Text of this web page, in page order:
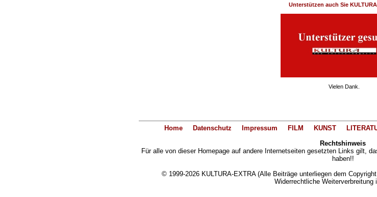
Unterstützen auch Sie
Vielen Dank.
Home Datenschutz Impressum FILM KUNST
Rechtshinweis
Für alle von dieser Homepage auf andere Internetseiten gesetzten Links gilt,
haben!!
© 1999-2026 KULTURA-EXTRA (Alle Beiträge unterliegen dem
Widerrechtliche Weiterverbreitung